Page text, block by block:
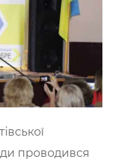
проводився